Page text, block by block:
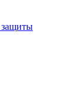
защиты